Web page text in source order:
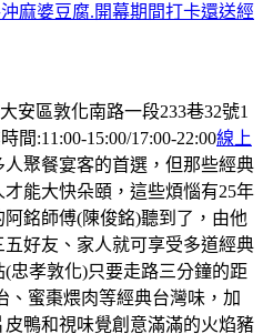
麻婆豆腐.開幕期間打卡還送經
安區敦化南路一段233巷32號1
間:11:00-15:00/17:00-22:00線上
人聚餐宴客的首選，但那些經典
能大快朵頤，這些煩惱有25年
銘師傅(陳俊銘)聽到了，由他
好友、家人就可享受多道經典
忠孝敦化)只要走路三分鐘的距
、蜜棗煨肉等經典台灣味，加
皮鴨和視味覺創意滿滿的火焰豬